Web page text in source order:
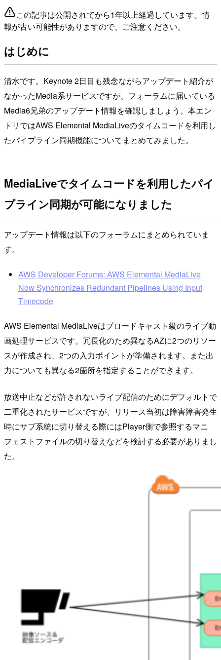
この記事は公開されてから1年以上経過しています。情
報が古い可能性がありますので、ご注意ください。
はじめに
清水です。Keynote 2日目も残念ながらアップデート紹介が
なかったMedia系サービスですが、フォーラムに届いている
Media6兄弟のアップデート情報を確認しましょう。本エン
トリではAWS Elemental MediaLiveのタイムコードを利用し
たパイプライン同期機能についてまとめてみました。
MediaLiveでタイムコードを利用したパイ
プライン同期が可能になりました
アップデート情報は以下のフォーラムにまとめられていま
す。
AWS Developer Forums: AWS Elemental MediaLive
Now Synchronizes Redundant Pipelines Using Input
Timecode
AWS Elemental MediaLiveはブロードキャスト級のライブ動
画処理サービスです。冗長化のため異なるAZに2つのリソー
スが作成され、2つの入力ポイントが準備されます。また出
力についても異なる2箇所を指定することができます。
放送中止などが許されないライブ配信のためにデフォルトで
二重化されたサービスですが、リリース当初は障害障害発生
時にサブ系統に切り替える際にはPlayer側で参照するマニ
フェストファイルの切り替えなどを検討する必要がありまし
た。